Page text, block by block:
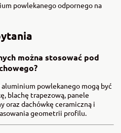
powlekanego odpornego na
można stosować pod
powlekanego mogą być
blachę trapezową, panele
oraz dachówkę ceramiczną i
geometrii profilu.